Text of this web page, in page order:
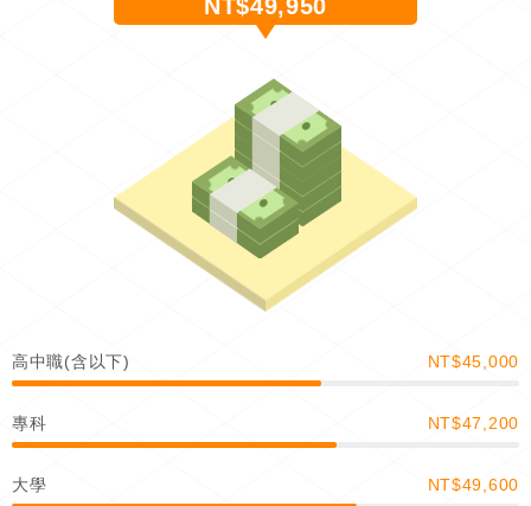
NT$49,950
高中職(含以下) NT$45,000
專科 NT$47,200
大學 NT$49,600